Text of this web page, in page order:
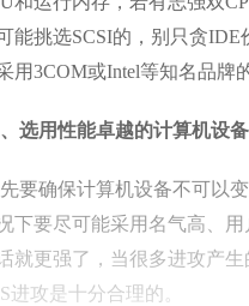
能挑选SCSI的，别只贪
用3COM或Intel等知名品牌
用性能卓越的计算机设备
要确保计算机设备不可以变
下要尽可能采用名气高、
就更强了，当很多进攻产
进攻是十分合理的。